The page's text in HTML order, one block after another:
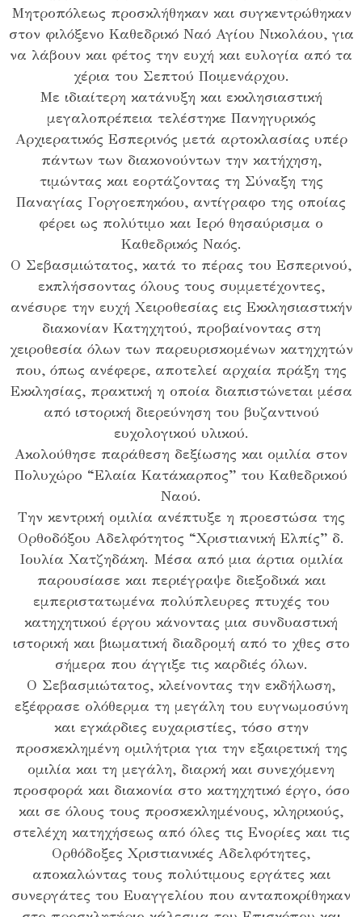
Μητροπόλεως προσκλήθηκαν και συγκεντρώθηκαν
στον φιλόξενο Καθεδρικό Ναό Αγίου Νικολάου, για
να λάβουν και φέτος την ευχή και ευλογία από τα
χέρια του Σεπτού Ποιμενάρχου.
Με ιδιαίτερη κατάνυξη και εκκλησιαστική
μεγαλοπρέπεια τελέστηκε Πανηγυρικός
Αρχιερατικός Εσπερινός μετά αρτοκλασίας υπέρ
πάντων των διακονούντων την κατήχηση,
τιμώντας και εορτάζοντας τη Σύναξη της
Παναγίας Γοργοεπηκόου, αντίγραφο της οποίας
φέρει ως πολύτιμο και Ιερό θησαύρισμα ο
Καθεδρικός Ναός.
Ο Σεβασμιώτατος, κατά το πέρας του Εσπερινού,
εκπλήσσοντας όλους τους συμμετέχοντες,
ανέσυρε την ευχή Χειροθεσίας εις Εκκλησιαστικήν
διακονίαν Κατηχητού, προβαίνοντας στη
χειροθεσία όλων των παρευρισκομένων κατηχητών
που, όπως ανέφερε, αποτελεί αρχαία πράξη της
Εκκλησίας, πρακτική η οποία διαπιστώνεται μέσα
από ιστορική διερεύνηση του βυζαντινού
ευχολογικού υλικού.
Ακολούθησε παράθεση δεξίωσης και ομιλία στον
Πολυχώρο “Ελαία Κατάκαρπος” του Καθεδρικού
Ναού.
Την κεντρική ομιλία ανέπτυξε η προεστώσα της
Ορθοδόξου Αδελφότητος “Χριστιανική Ελπίς” δ.
Ιουλία Χατζηδάκη. Μέσα από μια άρτια ομιλία
παρουσίασε και περιέγραψε διεξοδικά και
εμπεριστατωμένα πολύπλευρες πτυχές του
κατηχητικού έργου κάνοντας μια συνδυαστική
ιστορική και βιωματική διαδρομή από το χθες στο
σήμερα που άγγιξε τις καρδιές όλων.
Ο Σεβασμιώτατος, κλείνοντας την εκδήλωση,
εξέφρασε ολόθερμα τη μεγάλη του ευγνωμοσύνη
και εγκάρδιες ευχαριστίες, τόσο στην
προσκεκλημένη ομιλήτρια για την εξαιρετική της
ομιλία και τη μεγάλη, διαρκή και συνεχόμενη
προσφορά και διακονία στο κατηχητικό έργο, όσο
και σε όλους τους προσκεκλημένους, κληρικούς,
στελέχη κατηχήσεως από όλες τις Ενορίες και τις
Ορθόδοξες Χριστιανικές Αδελφότητες,
αποκαλώντας τους πολύτιμους εργάτες και
συνεργάτες του Ευαγγελίου που ανταποκρίθηκαν